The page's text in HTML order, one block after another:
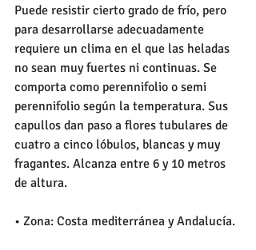
Puede resistir cierto grado de frío, pero
para desarrollarse adecuadamente
requiere un clima en el que las heladas
no sean muy fuertes ni continuas. Se
comporta como perennifolio o semi
perennifolio según la temperatura. Sus
capullos dan paso a flores tubulares de
cuatro a cinco lóbulos, blancas y muy
fragantes. Alcanza entre 6 y 10 metros
de altura.
• Zona: Costa mediterránea y Andalucía.